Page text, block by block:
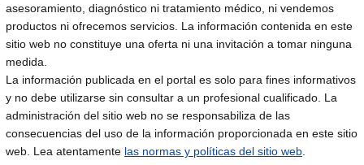
asesoramiento, diagnóstico ni tratamiento médico, ni vendemos
productos ni ofrecemos servicios. La información contenida en este
sitio web no constituye una oferta ni una invitación a tomar ninguna
medida.
La información publicada en el portal es solo para fines informativos
y no debe utilizarse sin consultar a un profesional cualificado. La
administración del sitio web no se responsabiliza de las
consecuencias del uso de la información proporcionada en este sitio
web. Lea atentamente las normas y políticas del sitio web